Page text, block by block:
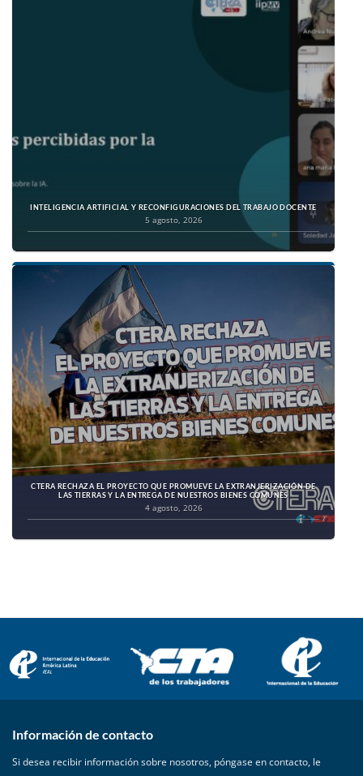
INTELIGENCIA ARTIFICIAL Y RECONFIGURACIONES DEL TRABAJO DOCENTE
5 agosto, 2026
CTERA RECHAZA EL PROYECTO QUE PROMUEVE LA EXTRANJERIZACIÓN DE
LAS TIERRAS Y LA ENTREGA DE NUESTROS BIENES COMUNES
4 agosto, 2026
Información de contacto
Si desea recibir información sobre nosotros, póngase en contacto, le